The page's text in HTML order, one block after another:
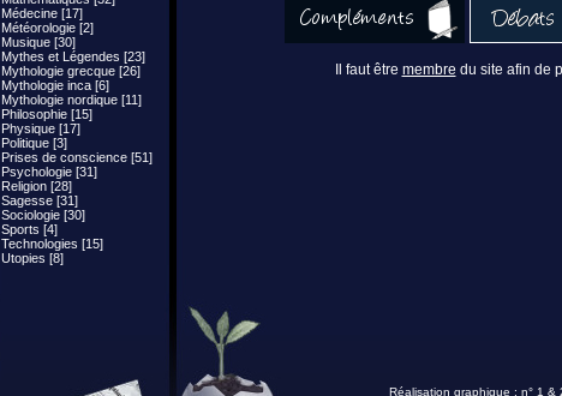
Médecine [17]
Météorologie [2]
Musique [30]
Mythes et Légendes [23]
Mythologie grecque [26]
Mythologie inca [6]
Mythologie nordique [11]
Philosophie [15]
Physique [17]
Politique [3]
Prises de conscience [51]
Psychologie [31]
Religion [28]
Sagesse [31]
Sociologie [30]
Sports [4]
Technologies [15]
Utopies [8]
Il faut être membre du site afin de
Réalisation graphique : n° 1 &